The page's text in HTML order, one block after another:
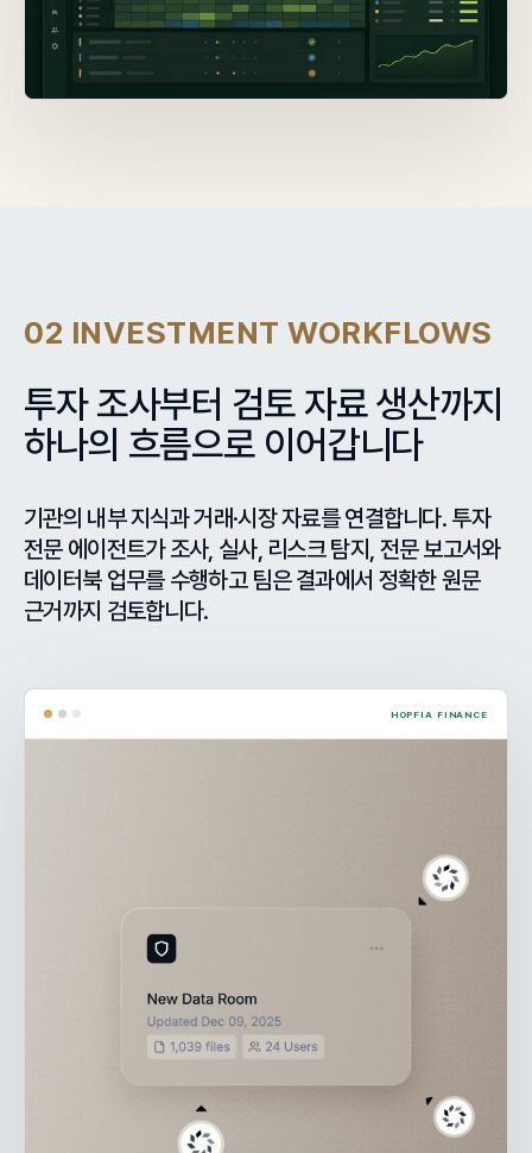
02 INVESTMENT WORKFLOWS
투자 조사부터 검토 자료 생산까지
하나의 흐름으로 이어갑니다
기관의 내부 지식과 거래·시장 자료를 연결합니다. 투자
전문 에이전트가 조사, 실사, 리스크 탐지, 전문 보고서와
데이터북 업무를 수행하고 팀은 결과에서 정확한 원문
근거까지 검토합니다.
HOPFIA FINANCE